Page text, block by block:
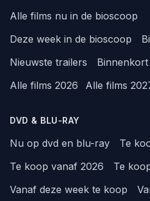
Alle films nu in de bioscoop
Deze week in de bioscoop
Nieuwste trailers
Alle films 2026
Alle films
DVD & BLU-RAY
Nu op dvd en blu-ray
Te
Te koop vanaf 2026
Te
Vanaf deze week te koop